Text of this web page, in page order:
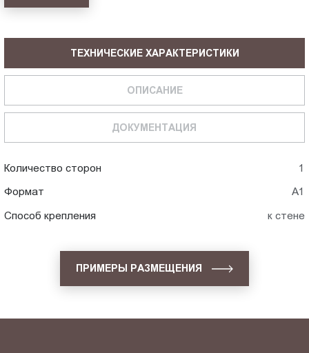
ТЕХНИЧЕСКИЕ ХАРАКТЕРИСТИКИ
ОПИСАНИЕ
ДОКУМЕНТАЦИЯ
Количество сторон 1
Формат А1
Способ крепления к стене
ПРИМЕРЫ РАЗМЕЩЕНИЯ